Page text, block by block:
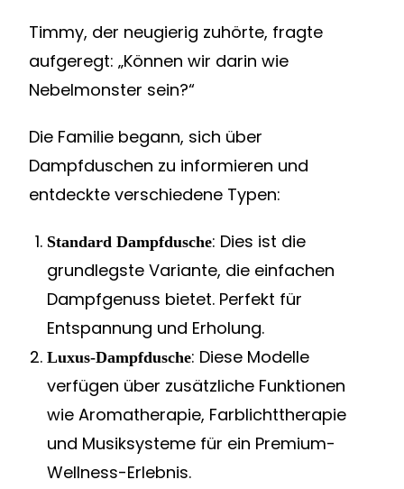
Timmy, der neugierig zuhörte, fragte
aufgeregt: „Können wir darin wie
Nebelmonster sein?“
Die Familie begann, sich über
Dampfduschen zu informieren und
entdeckte verschiedene Typen:
Standard Dampfdusche: Dies ist die
grundlegste Variante, die einfachen
Dampfgenuss bietet. Perfekt für
Entspannung und Erholung.
Luxus-Dampfdusche: Diese Modelle
verfügen über zusätzliche Funktionen
wie Aromatherapie, Farblichttherapie
und Musiksysteme für ein Premium-
Wellness-Erlebnis.